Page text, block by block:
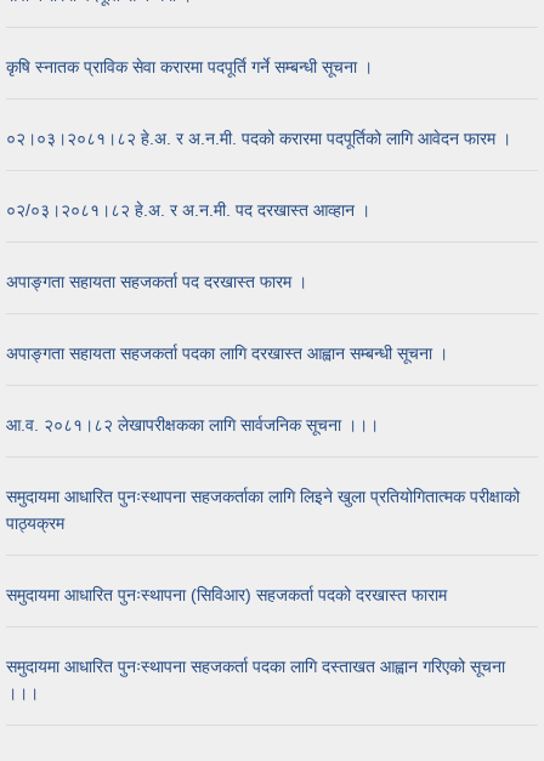
कृषि स्‍नातक प्राविक सेवा करारमा पदपूर्ति गर्ने सम्बन्धी सूचना ।
०२।०३।२०८१।८२ हे.अ. र अ.न.मी. पदको करारमा पदपूर्तिको लागि आवेदन फारम ।
०२/०३।२०८१।८२ हे.अ. र अ.न.मी. पद दरखास्त आव्हान ।
अपाङ्गता सहायता सहजकर्ता पद दरखास्त फारम ।
अपाङ्गता सहायता सहजकर्ता पदका लागि दरखास्त आह्वान सम्बन्धी सूचना ।
आ.व. २०८१।८२ लेखापरीक्षकका लागि सार्वजनिक सूचना ।।।
समुदायमा आधारित पुनःस्थापना सहजकर्ताका लागि लिइने खुला प्रतियोगितात्मक परीक्षाको
पाठ्यक्रम
समुदायमा आधारित पुनःस्थापना (सिविआर) सहजकर्ता पदको दरखास्त फाराम
समुदायमा आधारित पुनःस्थापना सहजकर्ता पदका लागि दस्ताखत आह्वान गरिएको सूचना
।।।